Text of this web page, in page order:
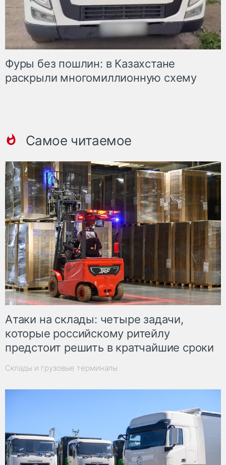
Фуры без пошлин: в Казахстане
раскрыли многомиллионную схему
Самое читаемое
Атаки на склады: четыре задачи,
которые российскому ритейлу
предстоит решить в кратчайшие сроки
Склады и грузовые терминалы